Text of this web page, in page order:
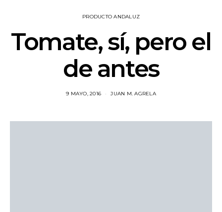
PRODUCTO ANDALUZ
Tomate, sí, pero el
de antes
9 MAYO, 2016 JUAN M. AGRELA